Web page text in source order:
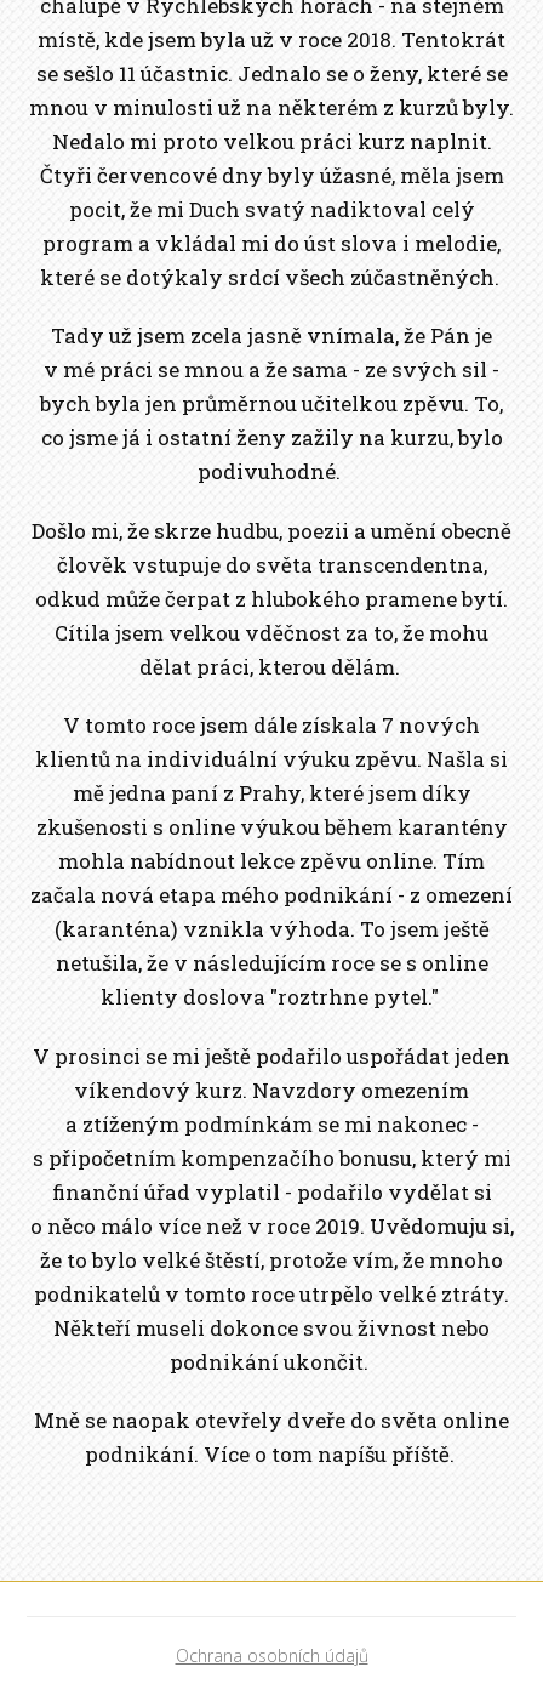
místě, kde jsem byla už v roce 2018. Tentokrát
se sešlo 11 účastnic. Jednalo se o ženy, které se
mnou v minulosti už na některém z kurzů byly.
Nedalo mi proto velkou práci kurz naplnit.
Čtyři červencové dny byly úžasné, měla jsem
pocit, že mi Duch svatý nadiktoval celý
program a vkládal mi do úst slova i melodie,
které se dotýkaly srdcí všech zúčastněných.
Tady už jsem zcela jasně vnímala, že Pán je
v mé práci se mnou a že sama - ze svých sil -
bych byla jen průměrnou učitelkou zpěvu. To,
co jsme já i ostatní ženy zažily na kurzu, bylo
podivuhodné.
Došlo mi, že skrze hudbu, poezii a umění obecně
člověk vstupuje do světa transcendentna,
odkud může čerpat z hlubokého pramene bytí.
Cítila jsem velkou vděčnost za to, že mohu
dělat práci, kterou dělám.
V tomto roce jsem dále získala 7 nových
klientů na individuální výuku zpěvu. Našla si
mě jedna paní z Prahy, které jsem díky
zkušenosti s online výukou během karantény
mohla nabídnout lekce zpěvu online. Tím
začala nová etapa mého podnikání - z omezení
(karanténa) vznikla výhoda. To jsem ještě
netušila, že v následujícím roce se s online
klienty doslova "roztrhne pytel."
V prosinci se mi ještě podařilo uspořádat jeden
víkendový kurz. Navzdory omezením
a ztíženým podmínkám se mi nakonec -
s připočetním kompenzačího bonusu, který mi
finanční úřad vyplatil - podařilo vydělat si
o něco málo více než v roce 2019. Uvědomuju si,
že to bylo velké štěstí, protože vím, že mnoho
podnikatelů v tomto roce utrpělo velké ztráty.
Někteří museli dokonce svou živnost nebo
podnikání ukončit.
Mně se naopak otevřely dveře do světa online
podnikání. Více o tom napíšu příště.
Ochrana osobních údajů